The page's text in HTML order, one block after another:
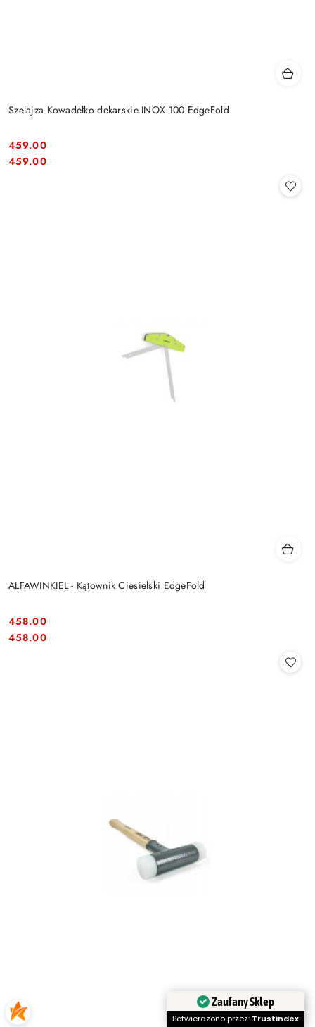
Szelajza Kowadełko dekarskie INOX 100 EdgeFold
Cena:
459.00
Cena:
459.00
ALFAWINKIEL - Kątownik Ciesielski EdgeFold
Cena:
458.00
Cena:
458.00
Zaufany Sklep
Potwierdzono przez: Trustindex